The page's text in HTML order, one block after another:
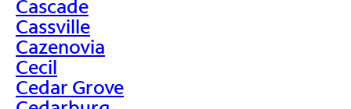
Cascade
Cassville
Cazenovia
Cecil
Cedar Grove